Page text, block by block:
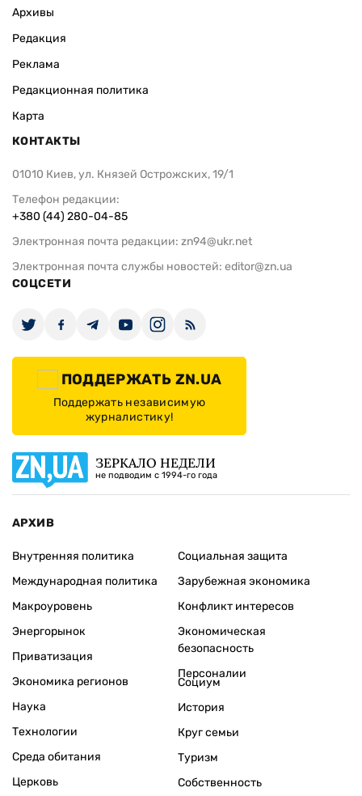
Архивы
Редакция
Реклама
Редакционная политика
Карта
КОНТАКТЫ
01010 Киев, ул. Князей Острожских, 19/1
Телефон редакции:
+380 (44) 280-04-85
Электронная почта редакции: zn94@ukr.net
Электронная почта службы новостей: editor@zn.ua
СОЦСЕТИ
ПОДДЕРЖАТЬ ZN.UA
Поддержать независимую
журналистику!
ЗЕРКАЛО НЕДЕЛИ
не подводим с 1994-го года
АРХИВ
Внутренняя политика
Международная политика
Макроуровень
Энергорынок
Приватизация
Экономика регионов
Социальная защита
Зарубежная экономика
Конфликт интересов
Экономическая
безопасность
Персоналии
Наука
Технологии
Среда обитания
Церковь
Социум
История
Круг семьи
Туризм
Собственность